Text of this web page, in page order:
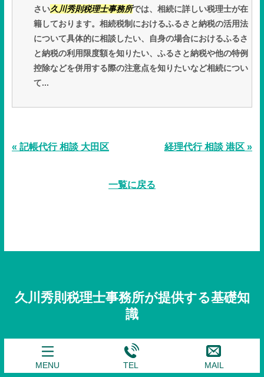
さい久川秀則税理士事務所では、相続に詳しい税理士が在
籍しております。相続税制におけるふるさと納税の活用法
について具体的に相談したい、自身の場合におけるふるさ
と納税の利用限度額を知りたい、ふるさと納税や他の特例
控除などを併用する際の注意点を知りたいなど相続につい
て...
« 記帳代行 相談 大田区 経理代行 相談 港区 »
一覧に戻る
久川秀則税理士事務所が提供する基礎知
識
MENU TEL MAIL